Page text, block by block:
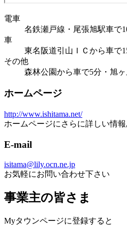
電車
名鉄瀬戸線・尾張旭駅車で
車
東名阪道引山ＩＣから車で
その他
森林公園から車で5分・旭
ホームページ
http://www.ishitama.net/
ホームページにさらに詳しい情
E-mail
isitama@lily.ocn.ne.jp
お気軽にお問い合わせ下さい
事業主の皆さま
Myタウンページに登録すると